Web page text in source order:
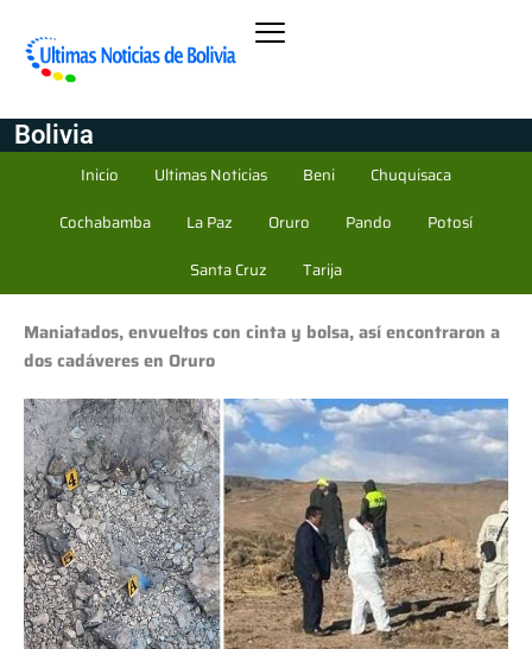
Bolivia
Inicio Ultimas Noticias Beni
Chuquisaca
Cochabamba
La Paz Oruro Pando
Potosí
Santa Cruz
Tarija
Maniatados, envueltos con cinta y bolsa, así encontraron a
dos cadáveres en Oruro